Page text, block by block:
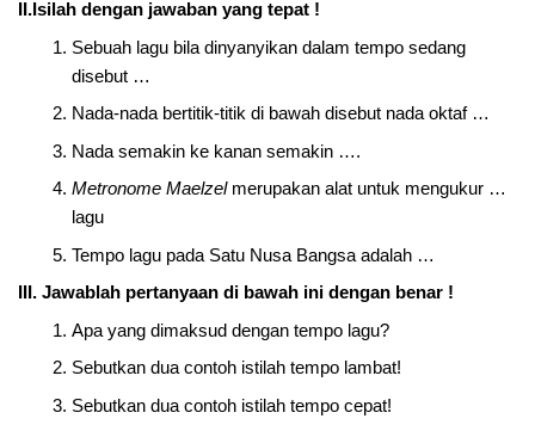
II.Isilah dengan jawaban yang tepat !
Sebuah lagu bila dinyanyikan dalam tempo sedang
disebut …
Nada-nada bertitik-titik di bawah disebut nada oktaf …
Nada semakin ke kanan semakin ….
Metronome Maelzelmerupakan alat untuk mengukur …
lagu
Tempo lagu pada Satu Nusa Bangsa adalah …
III. Jawablah pertanyaan di bawah ini dengan benar !
Apa yang dimaksud dengan tempo lagu?
Sebutkan dua contoh istilah tempo lambat!
Sebutkan dua contoh istilah tempo cepat!